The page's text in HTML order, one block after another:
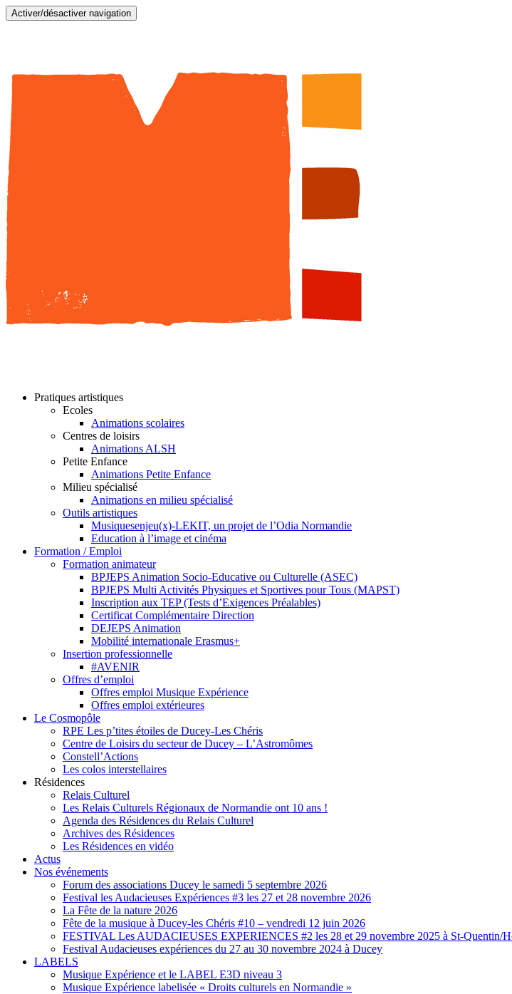
Activer/désactiver navigation
Pratiques artistiques
Ecoles
Animations scolaires
Centres de loisirs
Animations ALSH
Petite Enfance
Animations Petite Enfance
Milieu spécialisé
Animations en milieu spécialisé
Outils artistiques
Musiquesenjeu(x)-LEKIT, un projet de l’Odia Normandie
Education à l’image et cinéma
Formation / Emploi
Formation animateur
BPJEPS Animation Socio-Educative ou Culturelle (ASEC)
BPJEPS Multi Activités Physiques et Sportives pour Tous (MAPST)
Inscription aux TEP (Tests d’Exigences Préalables)
Certificat Complémentaire Direction
DEJEPS Animation
Mobilité internationale Erasmus+
Insertion professionnelle
#AVENIR
Offres d’emploi
Offres emploi Musique Expérience
Offres emploi extérieures
Le Cosmopôle
RPE Les p’tites étoiles de Ducey-Les Chéris
Centre de Loisirs du secteur de Ducey – L’Astromômes
Constell’Actions
Les colos interstellaires
Résidences
Relais Culturel
Les Relais Culturels Régionaux de Normandie ont 10 ans !
Agenda des Résidences du Relais Culturel
Archives des Résidences
Les Résidences en vidéo
Actus
Nos événements
Forum des associations Ducey le samedi 5 septembre 2026
Festival les Audacieuses Expériences #3 les 27 et 28 novembre 2026
La Fête de la nature 2026
Fête de la musique à Ducey-les Chéris #10 – vendredi 12 juin 2026
FESTIVAL Les AUDACIEUSES EXPERIENCES #2 les 28 et 29 novembre 2025 à St-Quentin/
Festival Audacieuses expériences du 27 au 30 novembre 2024 à Ducey
LABELS
Musique Expérience et le LABEL E3D niveau 3
Musique Expérience labelisée « Droits culturels en Normandie »